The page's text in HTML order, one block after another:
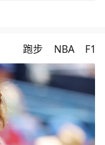
跑步 NBA F1